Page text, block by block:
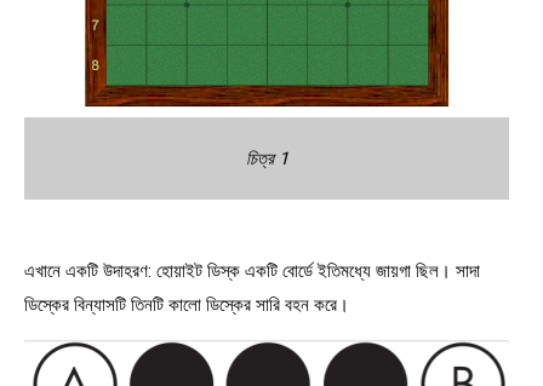
চিত্র 1
এখানে একটি উদাহরণ: হোয়াইট ডিস্ক একটি বোর্ডে ইতিমধ্যে জায়গা ছিল। সাদা
ডিস্কের বিন্যাসটি তিনটি কালো ডিস্কের সারি বহন করে।